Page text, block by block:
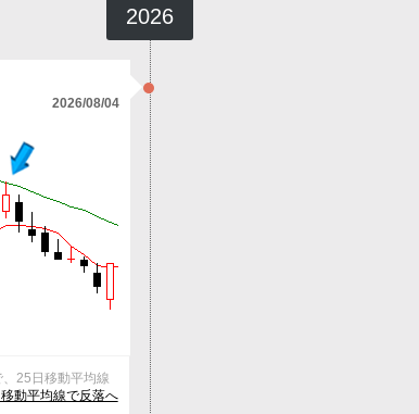
2026
2026/08/04
25日移動平均線
動平均線で反落へ